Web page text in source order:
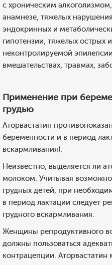
с хроническим
анамнезе, тяжелых
эндокринных и
гипотензии, тяжелых острых
неконтролируемой
вмешательствах, травмах,
Применение при
грудью
Аторвастатин
беременности и в период
вскармливания).
Неизвестно, выделяется ли
молоком. Учитывая
грудных детей, при
в период лактации следует
грудного вскармливания.
Женщины репродуктивного
должны пользоваться
контрацепции.